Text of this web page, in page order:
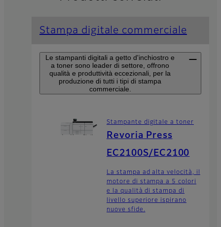
Stampa digitale commerciale
Le stampanti digitali a getto d'inchiostro e
a toner sono leader di settore, offrono
qualità e produttività eccezionali, per la
produzione di tutti i tipi di stampa
commerciale.
Stampante digitale a toner
Revoria Press
EC2100S/EC2100
La stampa ad alta velocità, il
motore di stampa a 5 colori
e la qualità di stampa di
livello superiore ispirano
nuove sfide.